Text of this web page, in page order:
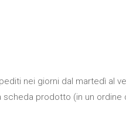
nei giorni dal martedì al
prodotto (in un